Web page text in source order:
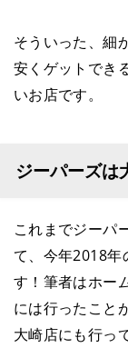
そういった、細
安くゲットでき
いお店です。
ジーパーズは
これまでジーパ
て、今年2018年
す！筆者はホ
には行ったこと
大崎店にも行っ